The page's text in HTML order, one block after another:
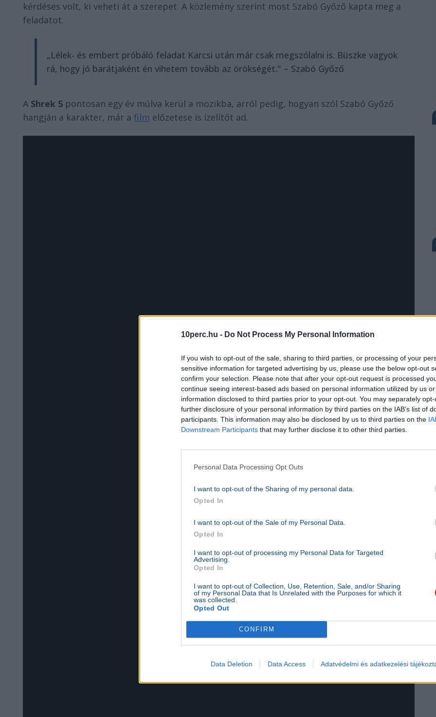
10perc.hu - Do Not Process My Personal Information
If you wish to opt-out of the sale, sharing to third parties, or processing of your
sensitive information for targeted advertising by us, please use the below opt-out
confirm your selection. Please note that after your opt-out request is processed
continue seeing interest-based ads based on personal information utilized by us
information disclosed to third parties prior to your opt-out. You may separately
further disclosure of your personal information by third parties on the IAB’s list of
participants. This information may also be disclosed by us to third parties on the
Downstream Participants that may further disclose it to other third parties.
Personal Data Processing Opt Outs
I want to opt-out of the Sharing of my personal data.
Opted In
I want to opt-out of the Sale of my Personal Data.
Opted In
I want to opt-out of processing my Personal Data for Targeted
Advertising.
Opted In
I want to opt-out of Collection, Use, Retention, Sale, and/or Sharing
of my Personal Data that Is Unrelated with the Purposes for which it
was collected.
Opted Out
CONFIRM
Data Deletion Data Access Adatvédelmi és adatkezelési
kérdéses volt, ki veheti át a szerepet. A közlemény szerint most Szabó Győző kapta meg a
feladatot.
„Lélek- és embert próbáló feladat Karcsi után már csak megszólalni is. Büszke vagyok
rá, hogy jó barátjaként én vihetem tovább az örökségét." – Szabó Győző
A Shrek 5 pontosan egy év múlva kerül a mozikba, arról pedig, hogyan szól Szabó Győző
hangján a karakter, már a film előzetese is ízelítőt ad.